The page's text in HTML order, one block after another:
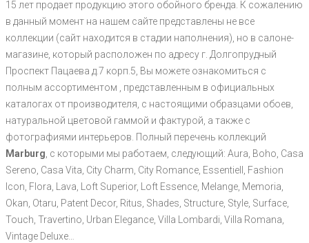
15 лет продает продукцию этого обойного бренда. К сожалению
в данный момент на нашем сайте представлены не все
коллекции (сайт находится в стадии наполнения), но в салоне-
магазине, который расположен по адресу г. Долгопрудный
Проспект Пацаева д.7 корп.5, Вы можете ознакомиться с
полным ассортиментом , представленным в официальных
каталогах от производителя, с настоящими образцами обоев,
натуральной цветовой гаммой и фактурой, а также с
фотографиями интерьеров. Полный перечень коллекций
Marburg , с которыми мы работаем, следующий: Aura, Boho, Casa
Sereno, Casa Vita, City Charm, City Romance, Essentiell, Fashion
Icon, Flora, Lava, Loft Superior, Loft Essence, Melange, Memoria,
Okan, Otaru, Patent Decor, Ritus, Shades, Structure, Style, Surface,
Touch, Travertino, Urban Elegance, Villa Lombardi, Villa Romana,
Vintage Deluxe…